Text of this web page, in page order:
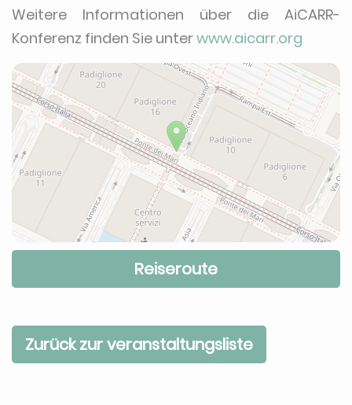
Weitere Informationen über die AiCARR-
Konferenz finden Sie unterwww.aicarr.org
Reiseroute
Zurück zur veranstaltungsliste